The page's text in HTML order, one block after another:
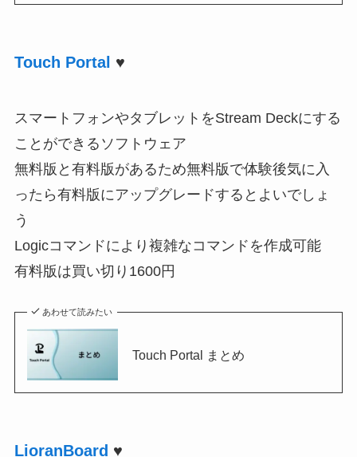
Touch Portal ♥
スマートフォンやタブレットをStream Deckにする
ことができるソフトウェア
無料版と有料版があるため無料版で体験後気に入
ったら有料版にアップグレードするとよいでしょ
う
Logicコマンドにより複雑なコマンドを作成可能
有料版は買い切り1600円
あわせて読みたい
Touch Portal まとめ
LioranBoard ♥